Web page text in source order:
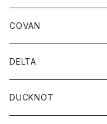
COVAN
DELTA
DUCKNOT